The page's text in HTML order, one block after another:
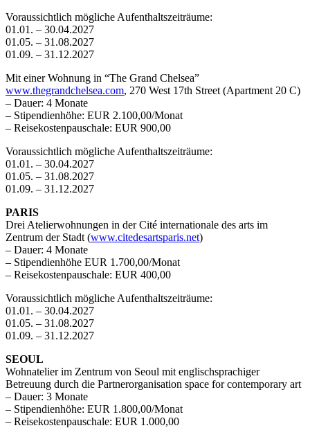
Voraussichtlich mögliche Aufenthaltszeiträume:
01.01. – 30.04.2027
01.05. – 31.08.2027
01.09. – 31.12.2027
Mit einer Wohnung in “The Grand Chelsea”
www.thegrandchelsea.com, 270 West 17th Street (Apartment 20 C)
– Dauer: 4 Monate
– Stipendienhöhe: EUR 2.100,00/Monat
– Reisekostenpauschale: EUR 900,00
Voraussichtlich mögliche Aufenthaltszeiträume:
01.01. – 30.04.2027
01.05. – 31.08.2027
01.09. – 31.12.2027
PARIS
Drei Atelierwohnungen in der Cité internationale des arts im
Zentrum der Stadt (www.citedesartsparis.net)
– Dauer: 4 Monate
– Stipendienhöhe EUR 1.700,00/Monat
– Reisekostenpauschale: EUR 400,00
Voraussichtlich mögliche Aufenthaltszeiträume:
01.01. – 30.04.2027
01.05. – 31.08.2027
01.09. – 31.12.2027
SEOUL
Wohnatelier im Zentrum von Seoul mit englischsprachiger
Betreuung durch die Partnerorganisation space for contemporary art
– Dauer: 3 Monate
– Stipendienhöhe: EUR 1.800,00/Monat
– Reisekostenpauschale: EUR 1.000,00